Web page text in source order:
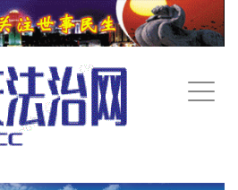
手
机